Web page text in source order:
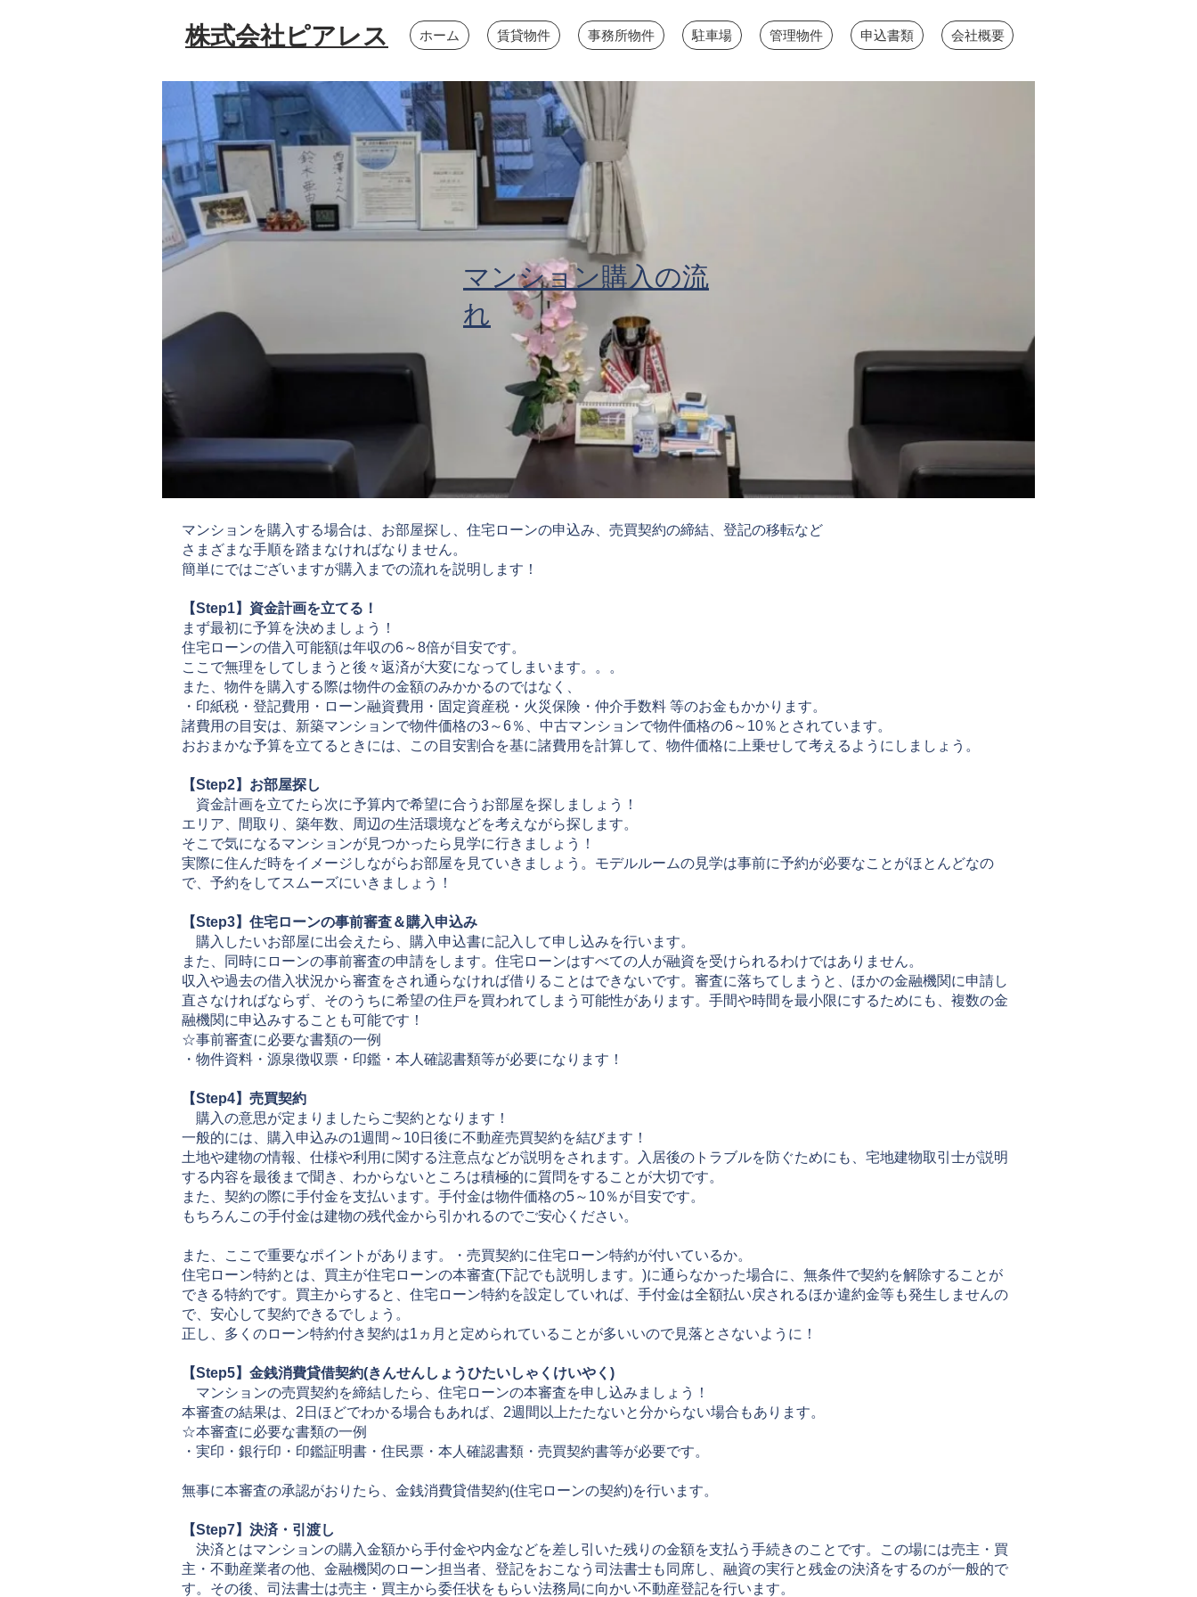
株式会社ピアレス ホーム 賃貸物件 事務所物件 駐車場 管理物件 申込書類 会社概要
マンション購入の流
れ
マンションを購入する場合は、お部屋探し、住宅ローンの申込み、売買契約の締結、登記の移転など
さまざまな手順を踏まなければなりません。
簡単にではございますが購入までの流れを説明します！
【Step1】資金計画を立てる！
まず最初に予算を決めましょう！
住宅ローンの借入可能額は年収の6～8倍が目安です。
ここで無理をしてしまうと後々返済が大変になってしまいます。。。
また、物件を購入する際は物件の金額のみかかるのではなく、
・印紙税・登記費用・ローン融資費用・固定資産税・火災保険・仲介手数料 等のお金もかかります。
諸費用の目安は、新築マンションで物件価格の3～6％、中古マンションで物件価格の6～10％とされています。
おおまかな予算を立てるときには、この目安割合を基に諸費用を計算して、物件価格に上乗せして考えるようにしましょう。
【Step2】お部屋探し
資金計画を立てたら次に予算内で希望に合うお部屋を探しましょう！
エリア、間取り、築年数、周辺の生活環境などを考えながら探します。
そこで気になるマンションが見つかったら見学に行きましょう！
実際に住んだ時をイメージしながらお部屋を見ていきましょう。モデルルームの見学は事前に予約が必要なことがほとんどなの
で、予約をしてスムーズにいきましょう！
【Step3】住宅ローンの事前審査＆購入申込み
購入したいお部屋に出会えたら、購入申込書に記入して申し込みを行います。
また、同時にローンの事前審査の申請をします。住宅ローンはすべての人が融資を受けられるわけではありません。
収入や過去の借入状況から審査をされ通らなければ借りることはできないです。審査に落ちてしまうと、ほかの金融機関に申請し
直さなければならず、そのうちに希望の住戸を買われてしまう可能性があります。手間や時間を最小限にするためにも、複数の金
融機関に申込みすることも可能です！
☆事前審査に必要な書類の一例
・物件資料・源泉徴収票・印鑑・本人確認書類等が必要になります！
【Step4】売買契約
購入の意思が定まりましたらご契約となります！
一般的には、購入申込みの1週間～10日後に不動産売買契約を結びます！
土地や建物の情報、仕様や利用に関する注意点などが説明をされます。入居後のトラブルを防ぐためにも、宅地建物取引士が説明
する内容を最後まで聞き、わからないところは積極的に質問をすることが大切です。
また、契約の際に手付金を支払います。手付金は物件価格の5～10％が目安です。
もちろんこの手付金は建物の残代金から引かれるのでご安心ください。
また、ここで重要なポイントがあります。・売買契約に住宅ローン特約が付いているか。
住宅ローン特約とは、買主が住宅ローンの本審査(下記でも説明します。)に通らなかった場合に、無条件で契約を解除することが
できる特約です。買主からすると、住宅ローン特約を設定していれば、手付金は全額払い戻されるほか違約金等も発生しませんの
で、安心して契約できるでしょう。
正し、多くのローン特約付き契約は1ヵ月と定められていることが多いいので見落とさないように！
【Step5】金銭消費貸借契約(きんせんしょうひたいしゃくけいやく)
マンションの売買契約を締結したら、住宅ローンの本審査を申し込みましょう！
本審査の結果は、2日ほどでわかる場合もあれば、2週間以上たたないと分からない場合もあります。
☆本審査に必要な書類の一例
・実印・銀行印・印鑑証明書・住民票・本人確認書類・売買契約書等が必要です。
無事に本審査の承認がおりたら、金銭消費貸借契約(住宅ローンの契約)を行います。
【Step7】決済・引渡し
決済とはマンションの購入金額から手付金や内金などを差し引いた残りの金額を支払う手続きのことです。この場には売主・買
主・不動産業者の他、金融機関のローン担当者、登記をおこなう司法書士も同席し、融資の実行と残金の決済をするのが一般的で
す。その後、司法書士は売主・買主から委任状をもらい法務局に向かい不動産登記を行います。